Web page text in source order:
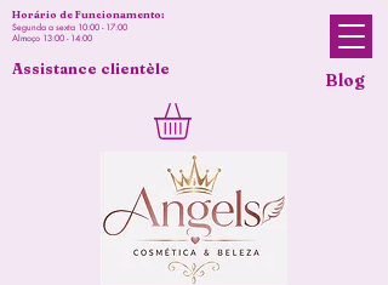
Blog
Horário de Funcionamento:
Segunda a sexta 10:00 - 17:00
Almoço 13:00 - 14:00
Assistance clientèle